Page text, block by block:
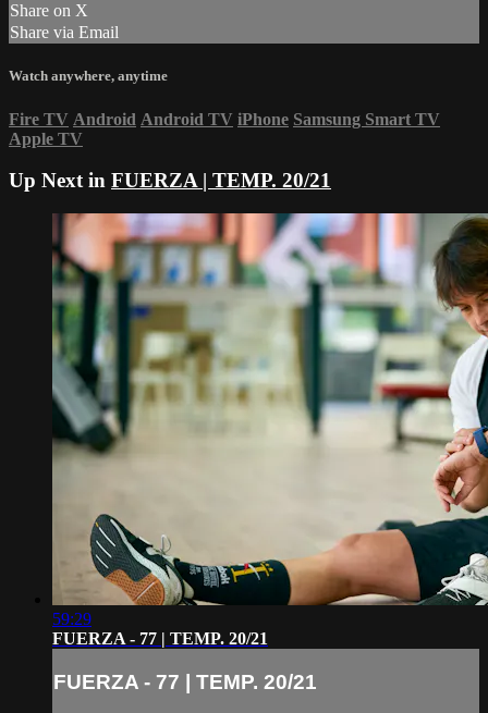
Share on X
Share via Email
Watch anywhere, anytime
Fire TV Android Android TV iPhone Samsung Smart TV
Apple TV
Up Next in FUERZA | TEMP. 20/21
59:29
FUERZA - 77 | TEMP. 20/21
FUERZA - 77 | TEMP. 20/21